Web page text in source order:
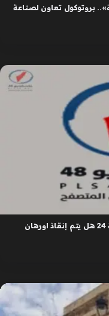
بروتوكول تعاون لصناعة
موعد عرض مسلسل المؤسس اورهان الحلقة 24 هل يتم إنقاذ اورهان